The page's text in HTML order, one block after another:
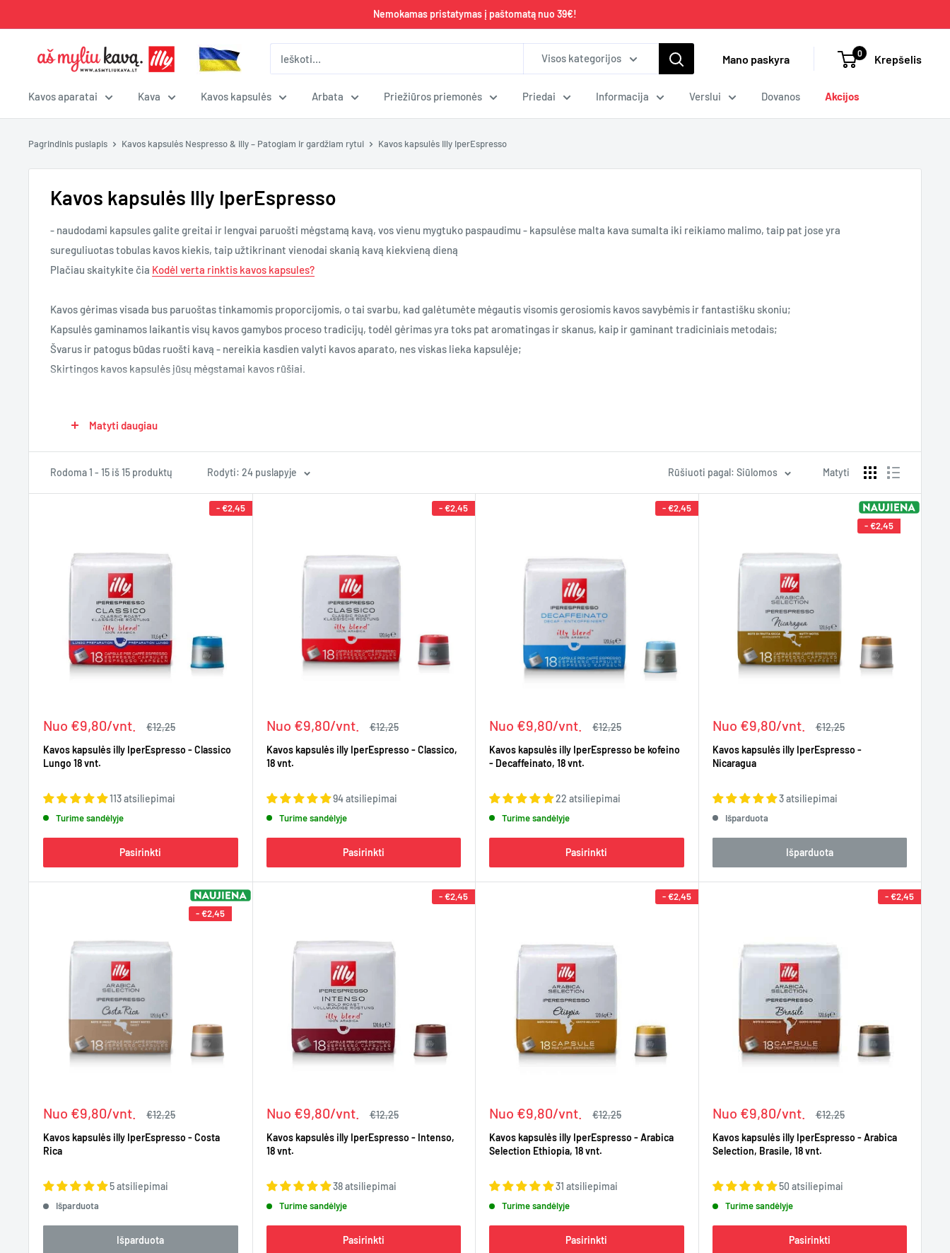
prie
Nemokamas pristatymas į paštomatą nuo 39€!
Aš
Kavą
Visos kategorijos Mano paskyra 0 Krepšelis
Kavos aparatai Kava Kavos kapsulės Arbata Priežiūros priemonės Priedai Informacija Verslui Dovanos Akcijos
Pagrindinis puslapis Kavos kapsulės Nespresso & illy – Patogiam ir gardžiam rytui Kavos kapsulės Illy IperEspresso
Kavos kapsulės Illy IperEspresso
- naudodami kapsules galite greitai ir lengvai paruošti mėgstamą kavą, vos vienu mygtuko paspaudimu - kapsulėse malta kava sumalta iki reikiamo malimo, taip pat jose yra
sureguliuotas tobulas kavos kiekis, taip užtikrinant vienodai skanią kavą kiekvieną dieną
Plačiau skaitykite čia Kodėl verta rinktis kavos kapsules?
Kavos gėrimas visada bus paruoštas tinkamomis proporcijomis, o tai svarbu, kad galėtumėte mėgautis visomis gerosiomis kavos savybėmis ir fantastišku skoniu;
Kapsulės gaminamos laikantis visų kavos gamybos proceso tradicijų, todėl gėrimas yra toks pat aromatingas ir skanus, kaip ir gaminant tradiciniais metodais;
Švarus ir patogus būdas ruošti kavą - nereikia kasdien valyti kavos aparato, nes viskas lieka kapsulėje;
Skirtingos kavos kapsulės jūsų mėgstamai kavos rūšiai.
kapsulių aparatą su pieno plakikliu, galima paruošti ir tokius kreminius pieno gėrimus kaip kapučino ar latte. Kiekviena gėrimo rūšis ruošiama su atitinkama kavos kapsule.
Kavos kapsulių skrudinimo laipsniai:
- tamsaus skrudinimo kapsulės, kurios patiks intensyvaus ir kartoko kavos skonio gerbėjams
pasilepinkite išskirtinai geru skoniu!
Kokybiška kava namuose ir biure. Nuostabiai paruošta kava teigiamai nuotaikai kiekvieną dieną!
Matyti daugiau
Rodoma 1 - 15 iš 15 produktų Rodyti: 24 puslapyje Rūšiuoti pagal: Siūlomos Matyti
-€2,45
Kaina
Nuo €9,80/vnt.
Įprasta
€12,25
Kavos kapsulės illy IperEspresso - Classico
Lungo 18 vnt.
113 atsiliepimai
Turime sandėlyje
Pasirinkti
-€2,45
Kaina
Nuo €9,80/vnt.
Įprasta
€12,25
Kavos kapsulės illy IperEspresso - Classico,
18 vnt.
94 atsiliepimai
Turime sandėlyje
Pasirinkti
-€2,45
Kaina
Nuo €9,80/vnt.
Įprasta
€12,25
Kavos kapsulės illy IperEspresso be kofeino
- Decaffeinato, 18 vnt.
22 atsiliepimai
Turime sandėlyje
Pasirinkti
-€2,45
Kaina
Nuo €9,80/vnt.
Įprasta
€12,25
Kavos kapsulės illy IperEspresso -
Nicaragua
3 atsiliepimai
Išparduota
Išparduota
-€2,45
Kaina
Nuo €9,80/vnt.
Įprasta
€12,25
Kavos kapsulės illy IperEspresso - Costa
Rica
5 atsiliepimai
Išparduota
Išparduota
-€2,45
Kaina
Nuo €9,80/vnt.
Įprasta
€12,25
Kavos kapsulės illy IperEspresso - Intenso,
18 vnt.
38 atsiliepimai
Turime sandėlyje
Pasirinkti
-€2,45
Kaina
Nuo €9,80/vnt.
Įprasta
€12,25
Kavos kapsulės illy IperEspresso - Arabica
Selection Ethiopia, 18 vnt.
31 atsiliepimai
Turime sandėlyje
Pasirinkti
-€2,45
Kaina
Nuo €9,80/vnt.
Įprasta
€12,25
Kavos kapsulės illy IperEspresso - Arabica
Selection, Brasile, 18 vnt.
50 atsiliepimai
Turime sandėlyje
Pasirinkti